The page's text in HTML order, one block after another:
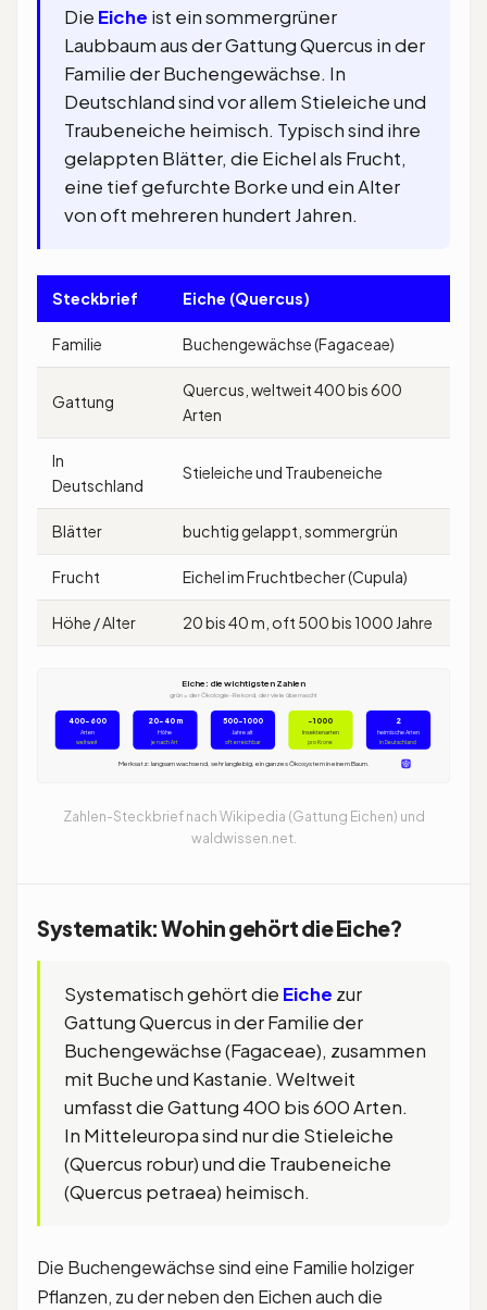
Die Eiche ist ein sommergrüner
Laubbaum aus der Gattung Quercus in der
Familie der Buchengewächse. In
Deutschland sind vor allem Stieleiche und
Traubeneiche heimisch. Typisch sind ihre
gelappten Blätter, die Eichel als Frucht,
eine tief gefurchte Borke und ein Alter
von oft mehreren hundert Jahren.
Steckbrief Eiche (Quercus)
Familie Buchengewächse (Fagaceae)
Gattung
Quercus, weltweit 400 bis 600
Arten
In
Deutschland
Stieleiche und Traubeneiche
Blätter buchtig gelappt, sommergrün
Frucht Eichel im Fruchtbecher (Cupula)
Höhe / Alter 20 bis 40 m, oft 500 bis 1000 Jahre
Eiche: die wichtigsten Zahlen
grün = der Ökologie-Rekord, der viele überrascht
400-600
Arten
weltweit
20-40 m
Höhe
je nach Art
500-1000
Jahre alt
oft erreichbar
~1000
Insektenarten
pro Krone
2
heimische Arten
in Deutschland
Merksatz: langsam wachsend, sehr langlebig, ein ganzes Ökosystem in einem Baum.
Zahlen-Steckbrief nach Wikipedia (Gattung Eichen) und
waldwissen.net.
Systematik: Wohin gehört die Eiche?
Systematisch gehört die Eiche zur
Gattung Quercus in der Familie der
Buchengewächse (Fagaceae), zusammen
mit Buche und Kastanie. Weltweit
umfasst die Gattung 400 bis 600 Arten.
In Mitteleuropa sind nur die Stieleiche
(Quercus robur) und die Traubeneiche
(Quercus petraea) heimisch.
Die Buchengewächse sind eine Familie holziger
Pflanzen, zu der neben den Eichen auch die